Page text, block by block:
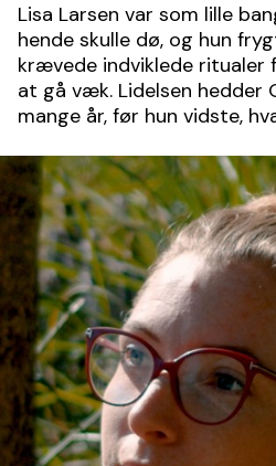
Lisa Larsen var som lille
hende skulle dø, og hun
krævede indviklede ritualer
at gå væk. Lidelsen hedder
mange år, før hun vidste,